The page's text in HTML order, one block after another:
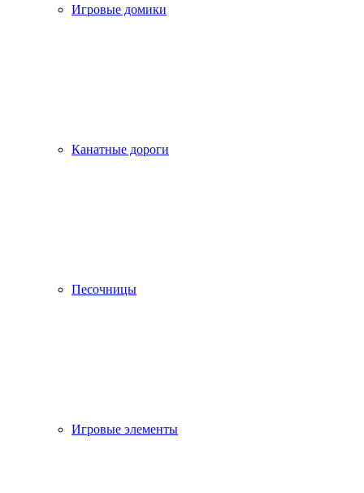
Игровые домики
Канатные дороги
Песочницы
Игровые элементы